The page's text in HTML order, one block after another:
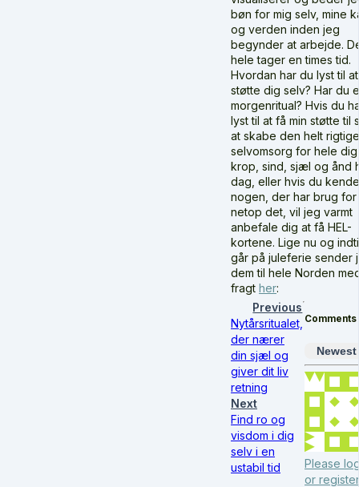
bøn for mig selv, mine
og verden inden jeg
begynder at arbejde.
hele tager en times tid.
Hvordan har du lyst til at
støtte dig selv? Har du
morgenritual? Hvis du
lyst til at få min støtte til
at skabe den helt rigtige
selvomsorg for hele
krop, sind, sjæl og ånd
dag, eller hvis du
nogen, der har brug for
netop det, vil jeg varmt
anbefale dig at få HEL-
kortene. Lige nu og
går på juleferie sender
dem til hele Norden
fragt her:
Previous
Nytårsritualet,
der nærer
din sjæl og
giver dit liv
retning
Next
Find ro og
visdom i dig
selv i en
ustabil tid
Comments
Newest
Please
or